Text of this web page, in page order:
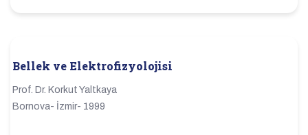
Bellek ve Elektrofizyolojisi
Prof. Dr. Korkut Yaltkaya
Bornova- İzmir- 1999